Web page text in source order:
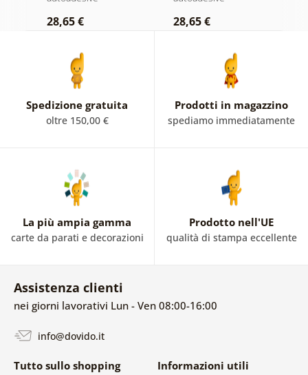
28,65 € 28,65 €
Spedizione gratuita
oltre 150,00 €
Prodotti in magazzino
spediamo immediatamente
La più ampia gamma
carte da parati e decorazioni
Prodotto nell'UE
qualità di stampa eccellente
Assistenza clienti
nei giorni lavorativi Lun - Ven 08:00-16:00
info@dovido.it
Tutto sullo shopping Informazioni utili